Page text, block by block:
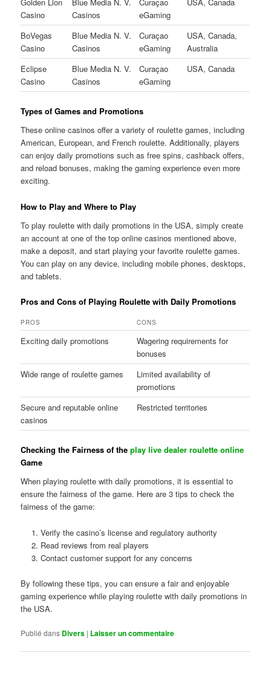
Casino
Casinos
eGaming
BoVegas
Casino
Blue Media N. V.
Casinos
Curaçao
eGaming
USA, Canada,
Australia
Eclipse
Casino
Blue Media N. V.
Casinos
Curaçao
eGaming
USA, Canada
Types of Games and Promotions
These online casinos offer a variety of roulette games, including
American, European, and French roulette. Additionally, players
can enjoy daily promotions such as free spins, cashback offers,
and reload bonuses, making the gaming experience even more
exciting.
How to Play and Where to Play
To play roulette with daily promotions in the USA, simply create
an account at one of the top online casinos mentioned above,
make a deposit, and start playing your favorite roulette games.
You can play on any device, including mobile phones, desktops,
and tablets.
Pros and Cons of Playing Roulette with Daily Promotions
PROS CONS
Exciting daily promotions
Wagering requirements for
bonuses
Wide range of roulette games
Limited availability of
promotions
Secure and reputable online
casinos
Restricted territories
Checking the Fairness of theplay live dealer roulette online
Game
When playing roulette with daily promotions, it is essential to
ensure the fairness of the game. Here are 3 tips to check the
fairness of the game:
Verify the casino’s license and regulatory authority
Read reviews from real players
Contact customer support for any concerns
By following these tips, you can ensure a fair and enjoyable
gaming experience while playing roulette with daily promotions in
the USA.
Publié dans Divers | Laisser un commentaire